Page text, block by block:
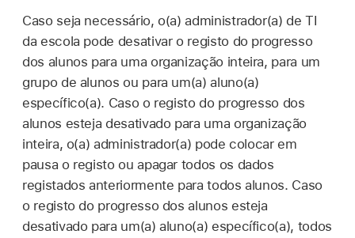
Caso seja necessário, o(a) administrador(a) de TI
da escola pode desativar o registo do progresso
dos alunos para uma organização inteira, para um
grupo de alunos ou para um(a) aluno(a)
específico(a). Caso o registo do progresso dos
alunos esteja desativado para uma organização
inteira, o(a) administrador(a) pode colocar em
pausa o registo ou apagar todos os dados
registados anteriormente para todos alunos. Caso
o registo do progresso dos alunos esteja
desativado para um(a) aluno(a) específico(a), todos